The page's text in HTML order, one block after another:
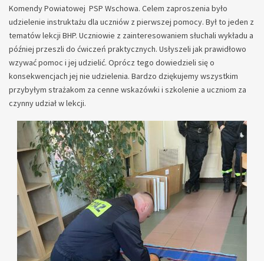
Komendy Powiatowej PSP Wschowa. Celem zaproszenia było
udzielenie instruktażu dla uczniów z pierwszej pomocy. Był to jeden z
tematów lekcji BHP. Uczniowie z zainteresowaniem słuchali wykładu a
później przeszli do ćwiczeń praktycznych. Usłyszeli jak prawidłowo
wzywać pomoc i jej udzielić. Oprócz tego dowiedzieli się o
konsekwencjach jej nie udzielenia. Bardzo dziękujemy wszystkim
przybyłym strażakom za cenne wskazówki i szkolenie a uczniom za
czynny udział w lekcji.